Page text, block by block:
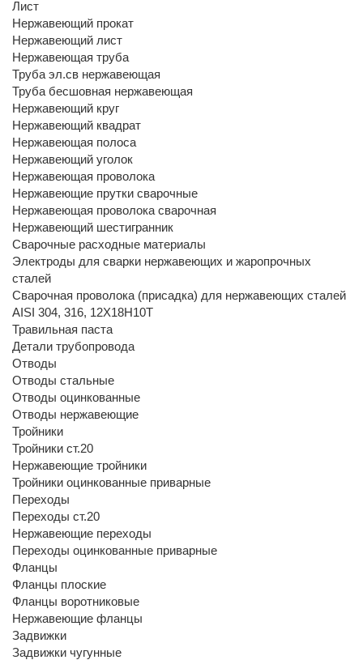
Лист
Нержавеющий прокат
Нержавеющий лист
Нержавеющая труба
Труба эл.св нержавеющая
Труба бесшовная нержавеющая
Нержавеющий круг
Нержавеющий квадрат
Нержавеющая полоса
Нержавеющий уголок
Нержавеющая проволока
Нержавеющие прутки сварочные
Нержавеющая проволока сварочная
Нержавеющий шестигранник
Сварочные расходные материалы
Электроды для сварки нержавеющих и жаропрочных
сталей
Сварочная проволока (присадка) для нержавеющих сталей
AISI 304, 316, 12Х18Н10Т
Травильная паста
Детали трубопровода
Отводы
Отводы стальные
Отводы оцинкованные
Отводы нержавеющие
Тройники
Тройники ст.20
Нержавеющие тройники
Тройники оцинкованные приварные
Переходы
Переходы ст.20
Нержавеющие переходы
Переходы оцинкованные приварные
Фланцы
Фланцы плоские
Фланцы воротниковые
Нержавеющие фланцы
Задвижки
Задвижки чугунные